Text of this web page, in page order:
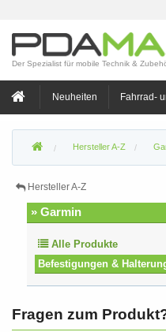
Der Spezialist für mobile Technik &
Neuheiten Fahrrad-
Hersteller A-Z
Hersteller A-Z
» Garmin
Alle Produkte
Befestigungen &
Fragen zum